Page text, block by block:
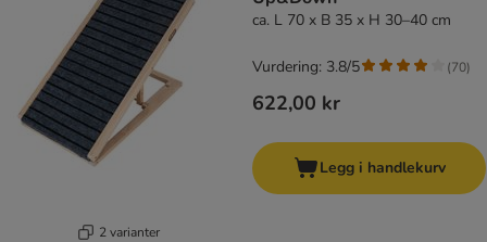
2 varianter
ca. L 70 x B 35 x H 30–40 cm
622,00 kr
Vurdering: 3.8/5 (70)
Legg i handlekurv